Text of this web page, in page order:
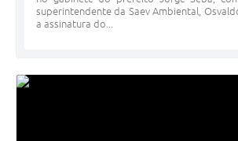
superintendente da Saev Ambiental,
a assinatura do...